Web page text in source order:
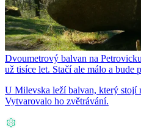
Dvoumetrový balvan na
už tisíce let. Stačí ale málo a bude
U Milevska leží balvan, který stojí
Vytvarovalo ho zvětrávání.